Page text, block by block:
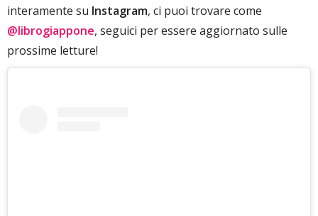
interamente su Instagram, ci puoi trovare come
@librogiappone, seguici per essere aggiornato sulle
prossime letture!